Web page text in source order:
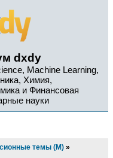
dxdy
Machine Learning,
Химия,
и Финансовая
науки
темы (М) »